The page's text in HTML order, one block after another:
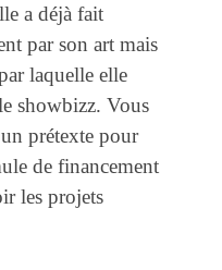
a déjà fait
par son art mais
laquelle elle
showbizz. Vous
prétexte pour
de financement
les projets